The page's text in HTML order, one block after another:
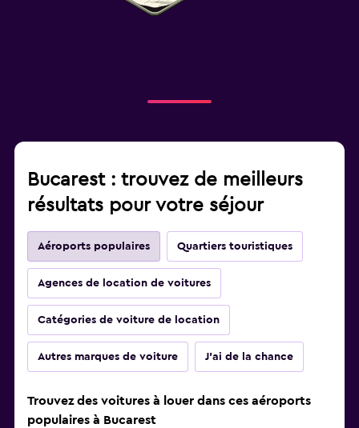
Bucarest : trouvez de meilleurs
résultats pour votre séjour
Aéroports populaires Quartiers touristiques
Agences de location de voitures
Catégories de voiture de location
Autres marques de voiture J'ai de la chance
Trouvez des voitures à louer dans ces aéroports
populaires à Bucarest